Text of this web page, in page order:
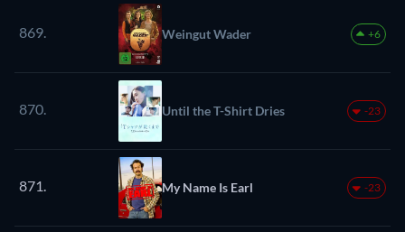
869. Weingut Wader +6
870. Until the T-Shirt Dries -23
871. My Name Is Earl -23